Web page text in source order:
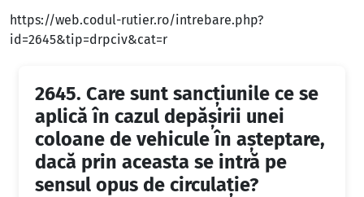
https://web.codul-rutier.ro/intrebare.php?
id=2645&tip=drpciv&cat=r
2645. Care sunt sancţiunile ce se
aplică în cazul depăşirii unei
coloane de vehicule în aşteptare,
dacă prin aceasta se intră pe
sensul opus de circulaţie?